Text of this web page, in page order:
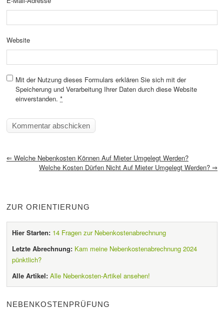
Website
Mit der Nutzung dieses Formulars erklären Sie sich mit der
Speicherung und Verarbeitung Ihrer Daten durch diese Website
einverstanden. *
⇐ Welche Nebenkosten Können Auf Mieter Umgelegt Werden?
Welche Kosten Dürfen Nicht Auf Mieter Umgelegt Werden? ⇒
ZUR ORIENTIERUNG
Hier Starten: 14 Fragen zur Nebenkostenabrechnung
Letzte Abrechnung: Kam meine Nebenkostenabrechnung 2024
pünktlich?
Alle Artikel: Alle Nebenkosten-Artikel ansehen!
NEBENKOSTENPRÜFUNG